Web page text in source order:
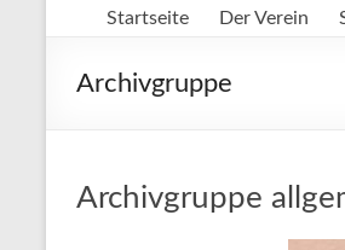
Startseite Der Verein
Archivgruppe
Archivgruppe